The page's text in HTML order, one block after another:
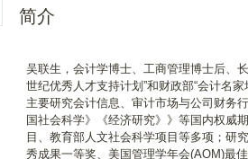
简介
吴联生，会计学博士、工商管理博士后、
世纪优秀人才支持计划”和财政部“会计名
主要研究会计信息、审计市场与公司财务
国社会科学》《经济研究》》等国内权威
目、教育部人文社会科学项目等多项；研
秀成果一等奖、美国管理学年会(AOM)最